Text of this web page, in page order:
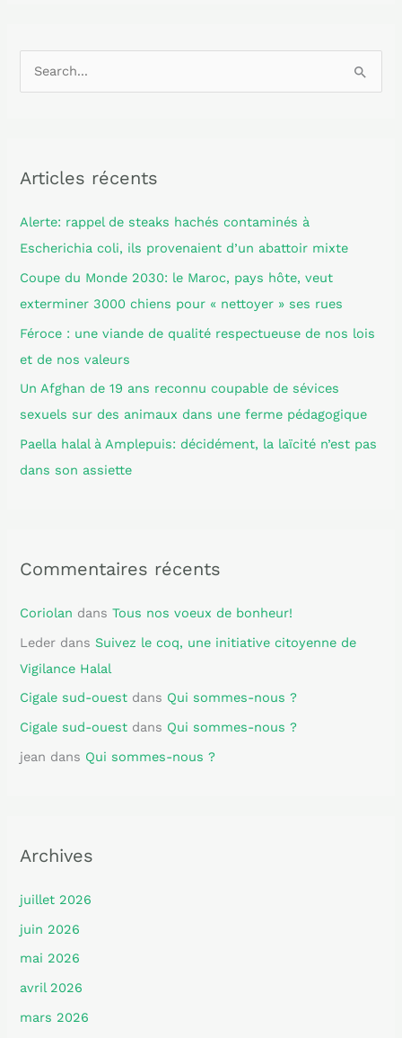
e
c
h
e
r
:
Articles récents
Alerte: rappel de steaks hachés contaminés à
Escherichia coli, ils provenaient d’un abattoir mixte
Coupe du Monde 2030: le Maroc, pays hôte, veut
exterminer 3000 chiens pour « nettoyer » ses rues
Féroce : une viande de qualité respectueuse de nos lois
et de nos valeurs
Un Afghan de 19 ans reconnu coupable de sévices
sexuels sur des animaux dans une ferme pédagogique
Paella halal à Amplepuis: décidément, la laïcité n’est pas
dans son assiette
Commentaires récents
Coriolan dansTous nos voeux de bonheur!
Leder dans Suivez le coq, une initiative citoyenne de
Vigilance Halal
Cigale sud-ouest dans Qui sommes-nous ?
Cigale sud-ouest dans Qui sommes-nous ?
jean dans Qui sommes-nous ?
Archives
juillet 2026
juin 2026
mai 2026
avril 2026
mars 2026